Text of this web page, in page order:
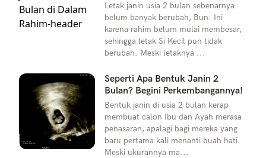
Letak janin usia 2 bulan sebenarnya
belum banyak berubah, Bun. Ini
karena rahim belum mulai membesar,
sehingga letak Si Kecil pun tidak
berubah. Meski letaknya ...
Seperti Apa Bentuk Janin 2
Bulan? Begini Perkembangannya!
Bentuk janin di usia 2 bulan kerap
membuat calon Ibu dan Ayah merasa
penasaran, apalagi bagi mereka yang
baru pertama kali menanti buah hati.
Meski ukurannya ma...